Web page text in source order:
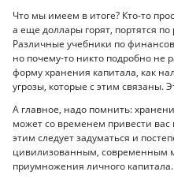
Что мы имеем в итоге? Кто-то
а еще доллары горят, портятся
Различные учебники по
но почему-то никто подробно не
форму хранения капитала, как
угрозы, которые с этим связаны.
А главное, надо помнить:
может со временем привести
этим следует задуматься и
цивилизованным, современным
приумножения личного капитала.